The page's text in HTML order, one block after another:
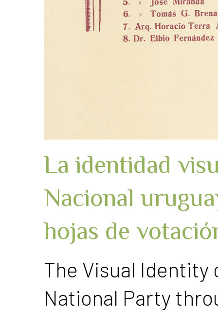
La identidad
Nacional
hojas de
The Visual Identity
National Party